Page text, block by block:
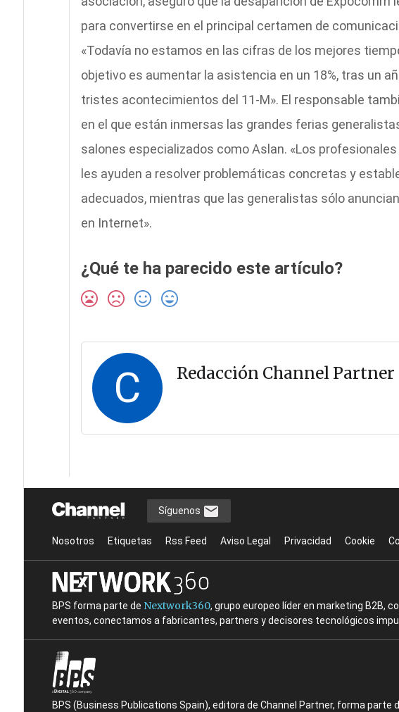
para convertirse en el principal certamen de
«Todavía no estamos en las cifras de los mejores
objetivo es aumentar la asistencia en un 18%, tras un
tristes acontecimientos del 11-M». El responsable
en el que están inmersas las grandes ferias
salones especializados como Aslan. «Los
les ayuden a resolver problemáticas concretas y
adecuados, mientras que las generalistas sólo
en Internet».
¿Qué te ha parecido este artículo?
C Redacción Channel Partner
Síguenos
Nosotros Etiquetas Rss Feed Aviso Legal Privacidad Cookie
BPS forma parte de Nextwork360, grupo europeo líder en marketing B2B,
eventos, conectamos a fabricantes, partners y decisores tecnológicos
BPS (Business Publications Spain), editora de Channel Partner, forma parte